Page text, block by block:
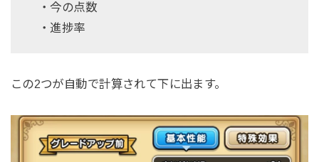
・今の点数
・進捗率
この2つが自動で計算されて下に出ます。